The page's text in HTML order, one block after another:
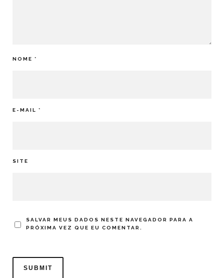
NOME *
E-MAIL *
SITE
SALVAR MEUS DADOS NESTE NAVEGADOR PARA A
PRÓXIMA VEZ QUE EU COMENTAR.